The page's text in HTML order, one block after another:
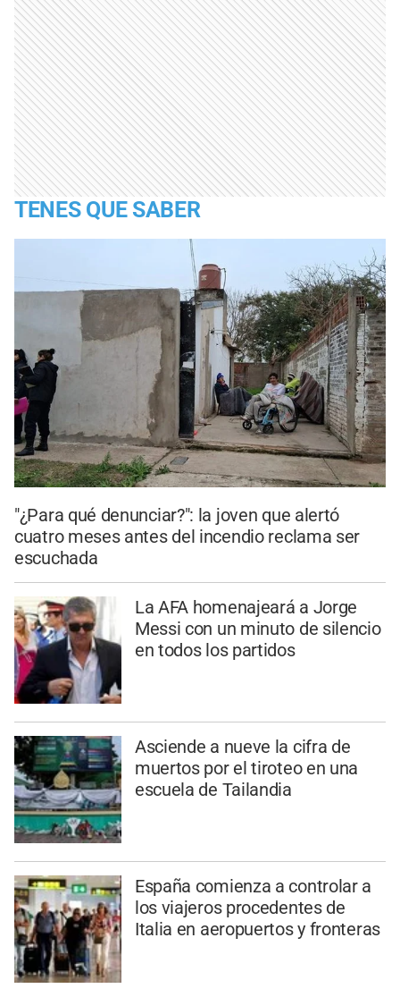
TENES QUE SABER
"¿Para qué denunciar?": la joven que alertó
cuatro meses antes del incendio reclama ser
escuchada
La AFA homenajeará a Jorge
Messi con un minuto de silencio
en todos los partidos
Asciende a nueve la cifra de
muertos por el tiroteo en una
escuela de Tailandia
España comienza a controlar a
los viajeros procedentes de
Italia en aeropuertos y fronteras